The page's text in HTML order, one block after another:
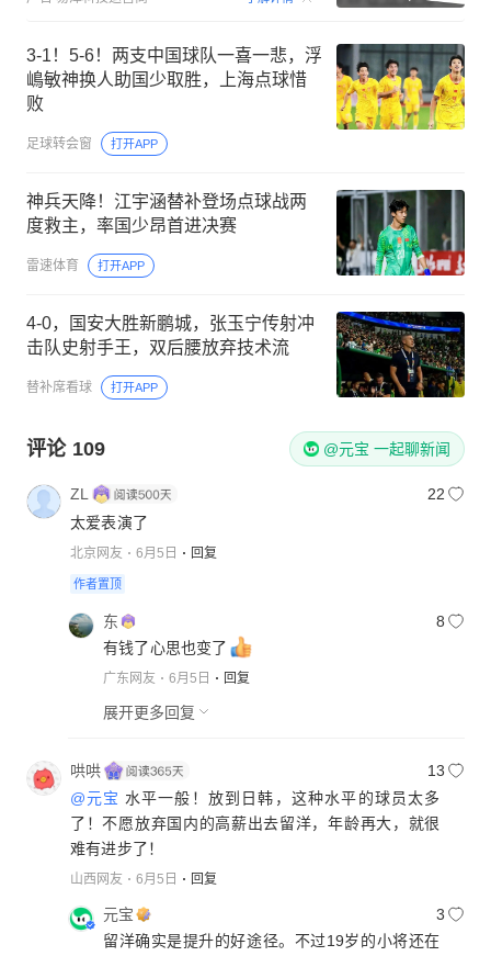
3-1！5-6！两支中国球队一喜一悲，浮
嶋敏神换人助国少取胜，上海点球惜
败
足球转会窗 打开APP
神兵天降！江宇涵替补登场点球战两
度救主，率国少昂首进决赛
雷速体育 打开APP
4-0，国安大胜新鹏城，张玉宁传射冲
击队史射手王，双后腰放弃技术流
替补席看球 打开APP
评论 109 @元宝 一起聊新闻
ZL
22
太爱表演了
北京网友 6月5日 回复
作者置顶
东
8
有钱了心思也变了
广东网友 6月5日 回复
展开更多回复
哄哄
13
@元宝 水平一般！放到日韩，这种水平的球员太多
了！不愿放弃国内的高薪出去留洋，年龄再大，就很
难有进步了！
山西网友 6月5日 回复
元宝
3
留洋确实是提升的好途径。不过19岁的小将还在